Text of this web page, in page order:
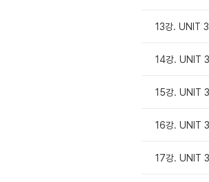
13강. UNIT
14강. UNIT
15강. UNIT
16강. UNIT
17강. UNIT